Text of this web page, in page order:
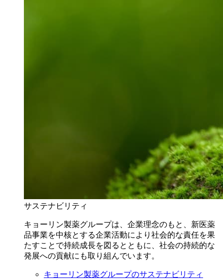
サステナビリティ
キョーリン製薬グループは、企業理念のもと、新医薬
品事業を中核とする企業活動により社会的な責任を果
たすことで持続成長を図るとともに、社会の持続的な
発展への貢献にも取り組んでいます。
キョーリン製薬グループのサステナビリティ